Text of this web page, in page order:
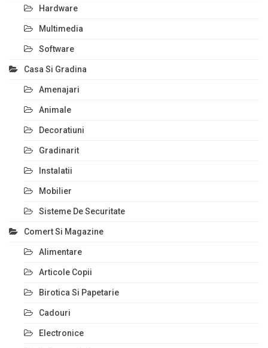
Hardware
Multimedia
Software
Casa Si Gradina
Amenajari
Animale
Decoratiuni
Gradinarit
Instalatii
Mobilier
Sisteme De Securitate
Comert Si Magazine
Alimentare
Articole Copii
Birotica Si Papetarie
Cadouri
Electronice